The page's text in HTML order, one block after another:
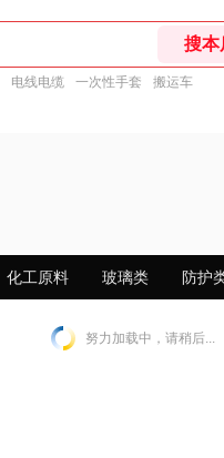
电线电缆 一次性手套 搬运车
化工原料 玻璃类 防护
努力加载中，请稍后...